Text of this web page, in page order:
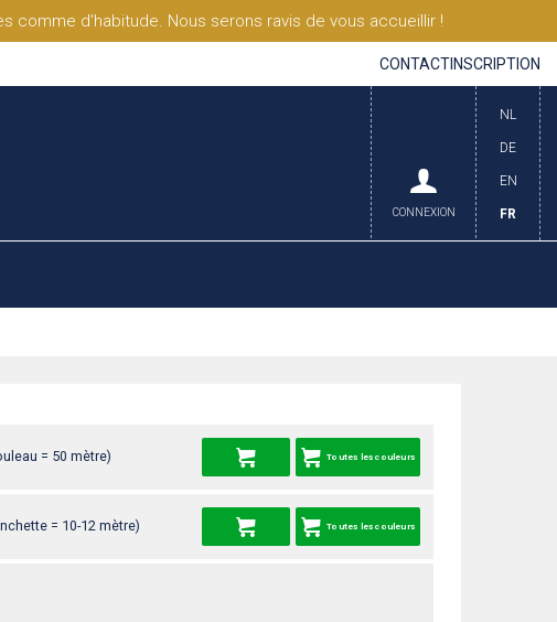
d'habitude. Nous serons ravis de vous accueillir !
CONTACT INSCRIPTION
NL
DE
EN
FR
CONNEXION
= 50 mètre) Toutes les couleurs
= 10-12 mètre) Toutes les couleurs